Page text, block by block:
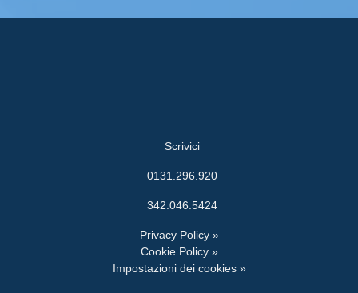
Scrivici
0131.296.920
342.046.5424
Privacy Policy »
Cookie Policy »
Impostazioni dei cookies »